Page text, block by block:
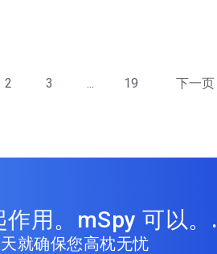
2 3 ... 19 下一页
作用。mSpy 可以。.
就确保您高枕无忧